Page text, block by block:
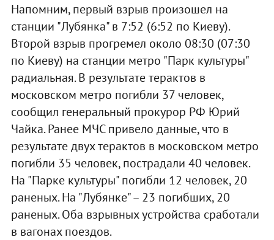
Напомним, первый взрыв произошел на
станции "Лубянка" в 7:52 (6:52 по Киеву).
Второй взрыв прогремел около 08:30 (07:30
по Киеву) на станции метро "Парк культуры"
радиальная. В результате терактов в
московском метро погибли 37 человек,
сообщил генеральный прокурор РФ Юрий
Чайка. Ранее МЧС привело данные, что в
результате двух терактов в московском метро
погибли 35 человек, пострадали 40 человек.
На "Парке культуры" погибли 12 человек, 20
раненых. На "Лубянке" – 23 погибших, 20
раненых. Оба взрывных устройства сработали
в вагонах поездов.